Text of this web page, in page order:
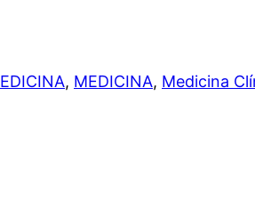
, MEDICINA, Medicina